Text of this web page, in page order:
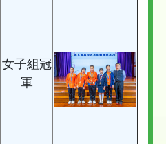
女子組冠
軍